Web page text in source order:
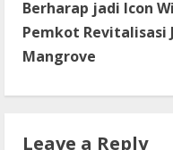
i
n
u
e
Berharap jadi Icon
Pemkot Revitalisasi
Mangrove
Leave a Reply